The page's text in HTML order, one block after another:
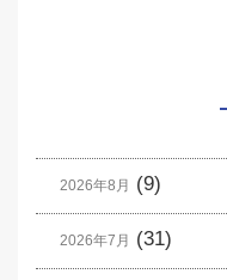
2026年8月 (9)
2026年7月 (31)